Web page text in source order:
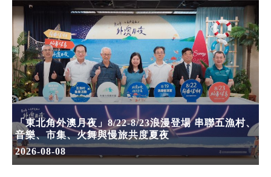
「東北角外澳月夜」8/22-8/23浪漫登場 串聯五漁村、
音樂、市集、火舞與慢旅共度夏夜
2026-08-08